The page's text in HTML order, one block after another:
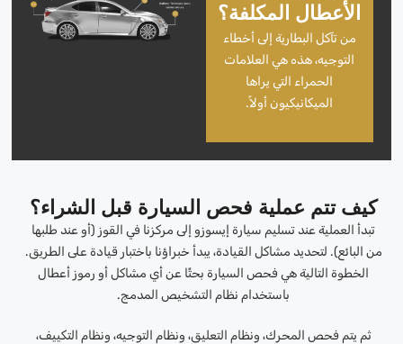
الأعطال المكلفة؟
من تآكل البطارية إلى أخطاء
التوجيه، هذه هي العلامات
الحمراء التي يراها
الميكانيكيون أولاً.
كيف تتم عملية فحص السيارة قبل الشراء؟
تبدأ العملية عند تسليم سيارة إيسوزو إلى مركزنا في القوز (أو عند طلبها
من البائع). لتحديد مشاكل القيادة، يبدأ خبراؤنا باختبار قيادة على الطريق.
الخطوة التالية هي فحص السيارة بحثًا عن أي مشاكل أو رموز أعطال
باستخدام نظام التشخيص المدمج.
ثم يتم فحص المحرك، ونظام التعليق، ونظام التوجيه، ونظام التكييف،